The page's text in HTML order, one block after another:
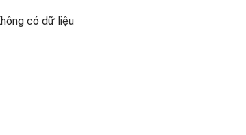
có dữ liệu